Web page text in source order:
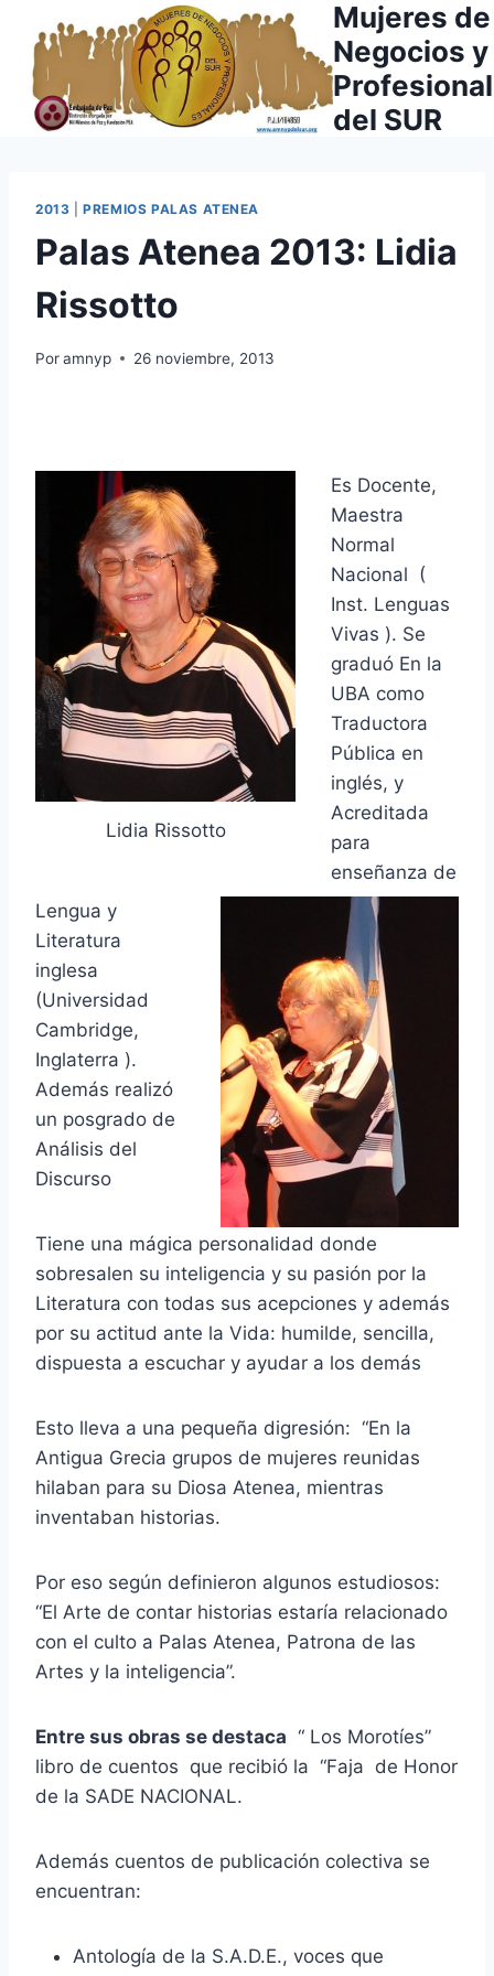
contenido
Mujeres de
Negocios y
del SUR
2013 |PREMIOS PALAS ATENEA
Palas Atenea 2013: Lidia
Rissotto
Poramnyp 26 noviembre, 2013
Lidia Rissotto
Es Docente,
Maestra
Normal
Nacional (
Inst. Lenguas
Vivas ). Se
graduó En la
UBA como
Traductora
Pública en
inglés, y
Acreditada
para
enseñanza de
Lengua y
Literatura
inglesa
(Universidad
Cambridge,
Inglaterra ).
Además realizó
un posgrado de
Análisis del
Discurso
Tiene una mágica personalidad donde
sobresalen su inteligencia y su pasión por la
Literatura con todas sus acepciones y además
por su actitud ante la Vida: humilde, sencilla,
dispuesta a escuchar y ayudar a los demás
Esto lleva a una pequeña digresión: “En la
Antigua Grecia grupos de mujeres reunidas
hilaban para su Diosa Atenea, mientras
inventaban historias.
Por eso según definieron algunos estudiosos:
“El Arte de contar historias estaría relacionado
con el culto a Palas Atenea, Patrona de las
Artes y la inteligencia”.
Entre sus obras se destaca “ Los Morotíes”
libro de cuentos que recibió la “Faja de Honor
de la SADE NACIONAL.
Además cuentos de publicación colectiva se
encuentran:
Antología de la S.A.D.E., voces que